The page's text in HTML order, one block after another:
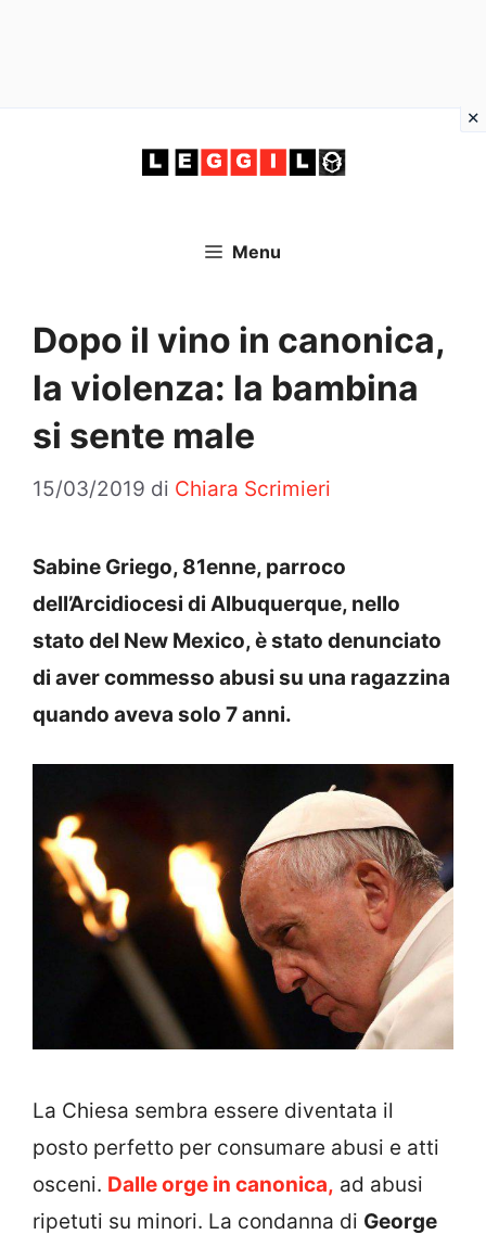
Menu
Dopo il vino in canonica,
la violenza: la bambina
si sente male
15/03/2019 di Chiara Scrimieri
Sabine Griego, 81enne, parroco
dell’Arcidiocesi di Albuquerque, nello
stato del New Mexico, è stato denunciato
di aver commesso abusi su una ragazzina
quando aveva solo 7 anni.
La Chiesa sembra essere diventata il
posto perfetto per consumare abusi e atti
osceni. Dalle orge in canonica, ad abusi
ripetuti su minori. La condanna di George